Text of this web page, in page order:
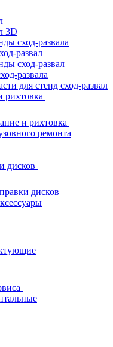
3D
сход-развала
развал
сход-развал
развала
для стенд сход-развал
рихтовка
и рихтовка
ремонта
дисков
дисков